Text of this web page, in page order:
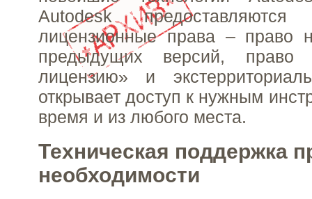
Autodesk предоставляются
лицензионные права – право
предыдущих версий,
лицензию» и
открывает доступ к нужным
время и из любого места.
Техническая поддержка
необходимости